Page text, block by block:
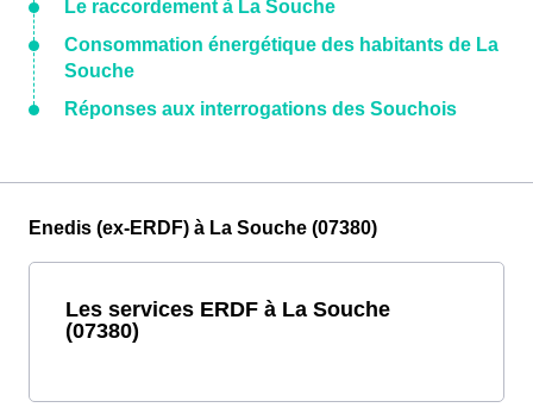
Le raccordement à La Souche
Consommation énergétique des habitants de La
Souche
Réponses aux interrogations des Souchois
Enedis (ex-ERDF) à La Souche (07380)
Les services ERDF à La Souche
(07380)